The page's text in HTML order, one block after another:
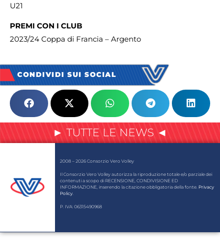
U21
PREMI CON I CLUB
2023/24 Coppa di Francia – Argento
CONDIVIDI SUI SOCIAL
► TUTTE LE NEWS ◄
2008 – 2026 Consorzio Vero Volley
Il Consorzio Vero Volley autorizza la riproduzione totale e/o parziale dei
contenuti a scopo di RECENSIONE, CONDIVISIONE ED
INFORMAZIONE, inserendo la citazione obbligatoria della fonte. Privacy
Policy
P. IVA: 06315490968